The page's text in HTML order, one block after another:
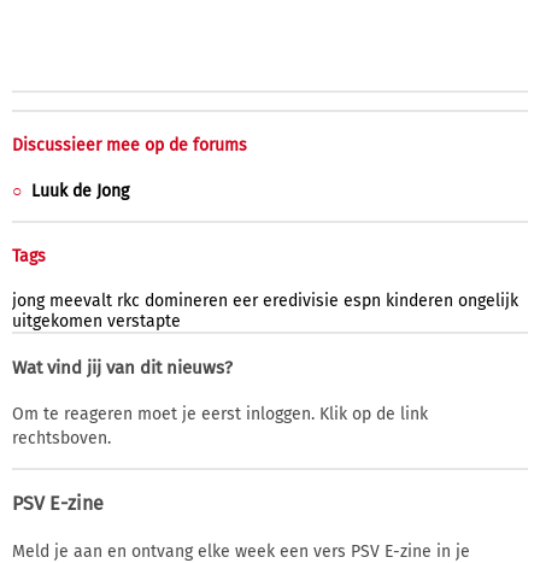
Discussieer mee op de forums
Luuk de Jong
Tags
jong meevalt rkc domineren eer eredivisie espn kinderen ongelijk
uitgekomen verstapte
Wat vind jij van dit nieuws?
Om te reageren moet je eerst inloggen. Klik op de link
rechtsboven.
PSV E-zine
Meld je aan en ontvang elke week een vers PSV E-zine in je